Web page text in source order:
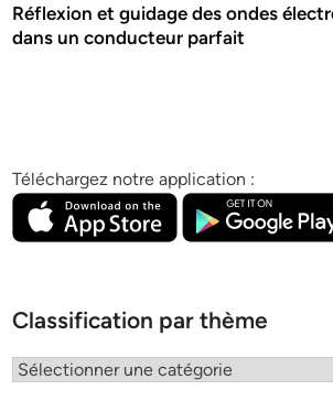
Réflexion et guidage des ondes
dans un conducteur parfait
Téléchargez notre application :
Classification par thème
Classification